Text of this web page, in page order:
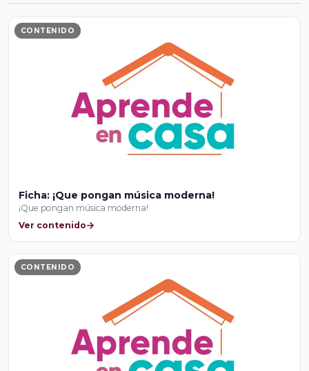
CONTENIDO
Ficha: ¡Que pongan música moderna!
¡Que pongan música moderna!
Ver contenido
CONTENIDO